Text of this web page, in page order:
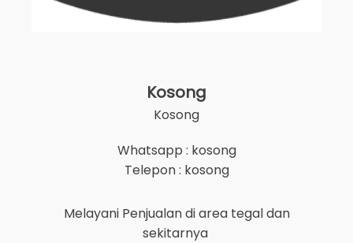
Kosong
Kosong
Whatsapp : kosong
Telepon : kosong
Melayani Penjualan di area tegaldan
sekitarnya